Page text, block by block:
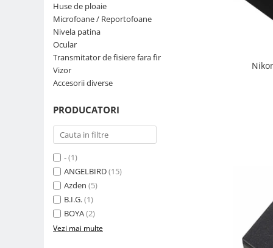
Adaptoare montura / baioneta
Capace obiectiv si camera
Inele Macro
Accesorii filtre
Inele reductii obiective
Curatare si intretinere
Blitz-uri externe
Blitz-uri TTL - Dedicate
Huse de ploaie
Microfoane / Reportofoane
Nivela patina
Ocular
Transmitator de fisiere fara fir
Vizor
Accesorii diverse
PRODUCATORI
-(1)
ANGELBIRD(15)
Azden (5)
B.I.G.(1)
BOYA(2)
Vezi mai multe